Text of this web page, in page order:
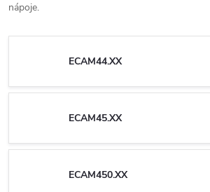
nápoje.
ECAM44.XX
ECAM45.XX
ECAM450.XX